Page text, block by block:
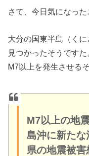
さて、今日気になった
大分の国東半島（く
見つかったそうですた
M7以上を発生させるそ
M7以上の地
島沖に新たな
県の地震被